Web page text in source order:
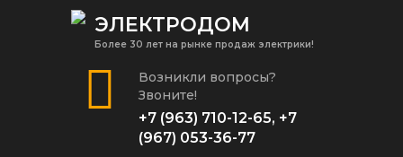
ЭЛЕКТРОДОМ
Более 30 лет на рынке продаж электрики!
Возникли вопросы?
Звоните!
+7 (963) 710-12-65, +7
(967) 053-36-77